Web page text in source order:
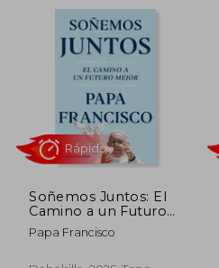
25%
dcto. S/ 59,25
Soñemos Juntos: El
Camino a un Futuro
Mejor
Papa Francisco